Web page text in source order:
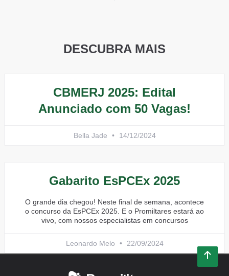
DESCUBRA MAIS
CBMERJ 2025: Edital
Anunciado com 50 Vagas!
Bella Jade 14/12/2024
Gabarito EsPCEx 2025
O grande dia chegou! Neste final de semana, acontece
o concurso da EsPCEx 2025. E o Promiltares estará ao
vivo, com nossos especialistas em concursos
Leonardo Melo 22/09/2024